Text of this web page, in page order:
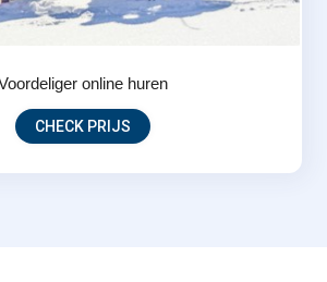
online huren
CHECK PRIJS